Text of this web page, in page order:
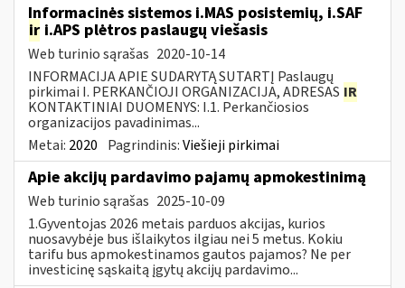
Informacinės sistemos i.MAS posistemių, i.SAF
ir i.APS plėtros paslaugų viešasis
Web turinio sąrašas 2020-10-14
INFORMACIJA APIE SUDARYTĄ SUTARTĮ Paslaugų
pirkimai I. PERKANČIOJI ORGANIZACIJA, ADRESAS IR
KONTAKTINIAI DUOMENYS: I.1. Perkančiosios
organizacijos pavadinimas...
Metai: 2020 Pagrindinis:Viešieji pirkimai
Apie akcijų pardavimo pajamų apmokestinimą
Web turinio sąrašas 2025-10-09
1.Gyventojas 2026 metais parduos akcijas, kurios
nuosavybėje bus išlaikytos ilgiau nei 5 metus. Kokiu
tarifu bus apmokestinamos gautos pajamos? Ne per
investicinę sąskaitą įgytų akcijų pardavimo...